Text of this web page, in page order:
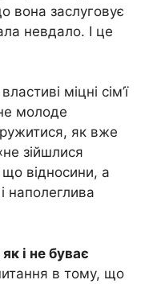
вона заслуговує
невдало. І це
міцні сім’ї
молоде
як вже
зійшлися
відносини, а
наполеглива
і не буває
в тому, що